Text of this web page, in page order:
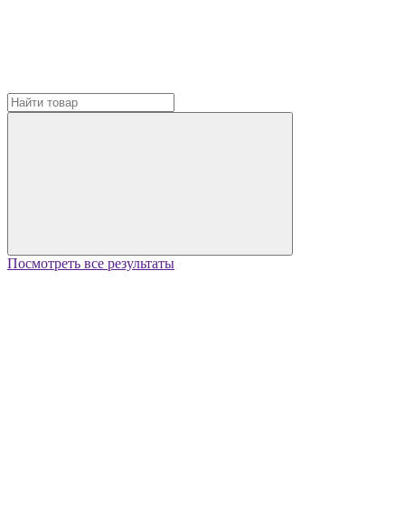
Посмотреть все результаты